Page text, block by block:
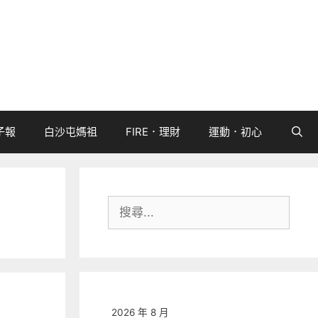
報 白沙屯媽祖 FIRE．理財 運動．初心
尋:
2026 年 8 月